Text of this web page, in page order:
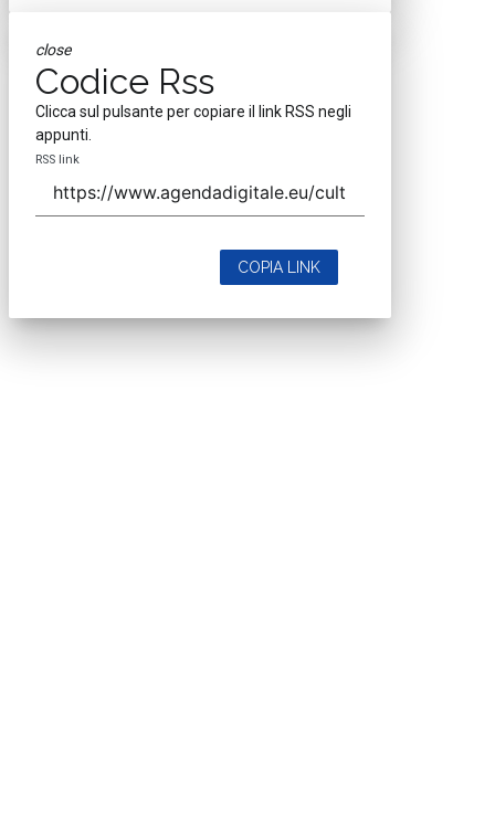
close
Codice Rss
Clicca sul pulsante per copiare il link RSS negli
appunti.
RSS link
COPIA LINK